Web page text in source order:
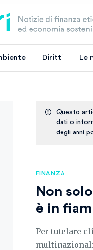
Diritti Le
Questo
dati o
degli anni
FINANZA
Non
è in
Per tutelare